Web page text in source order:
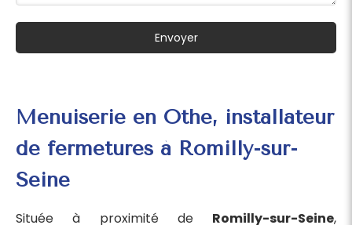
Envoyer
Menuiserie en Othe, installateur
de fermetures à Romilly-sur-
Seine
Située à proximité de Romilly-sur-Seine,